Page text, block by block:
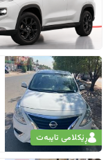
ڕێکلامی تایبەت